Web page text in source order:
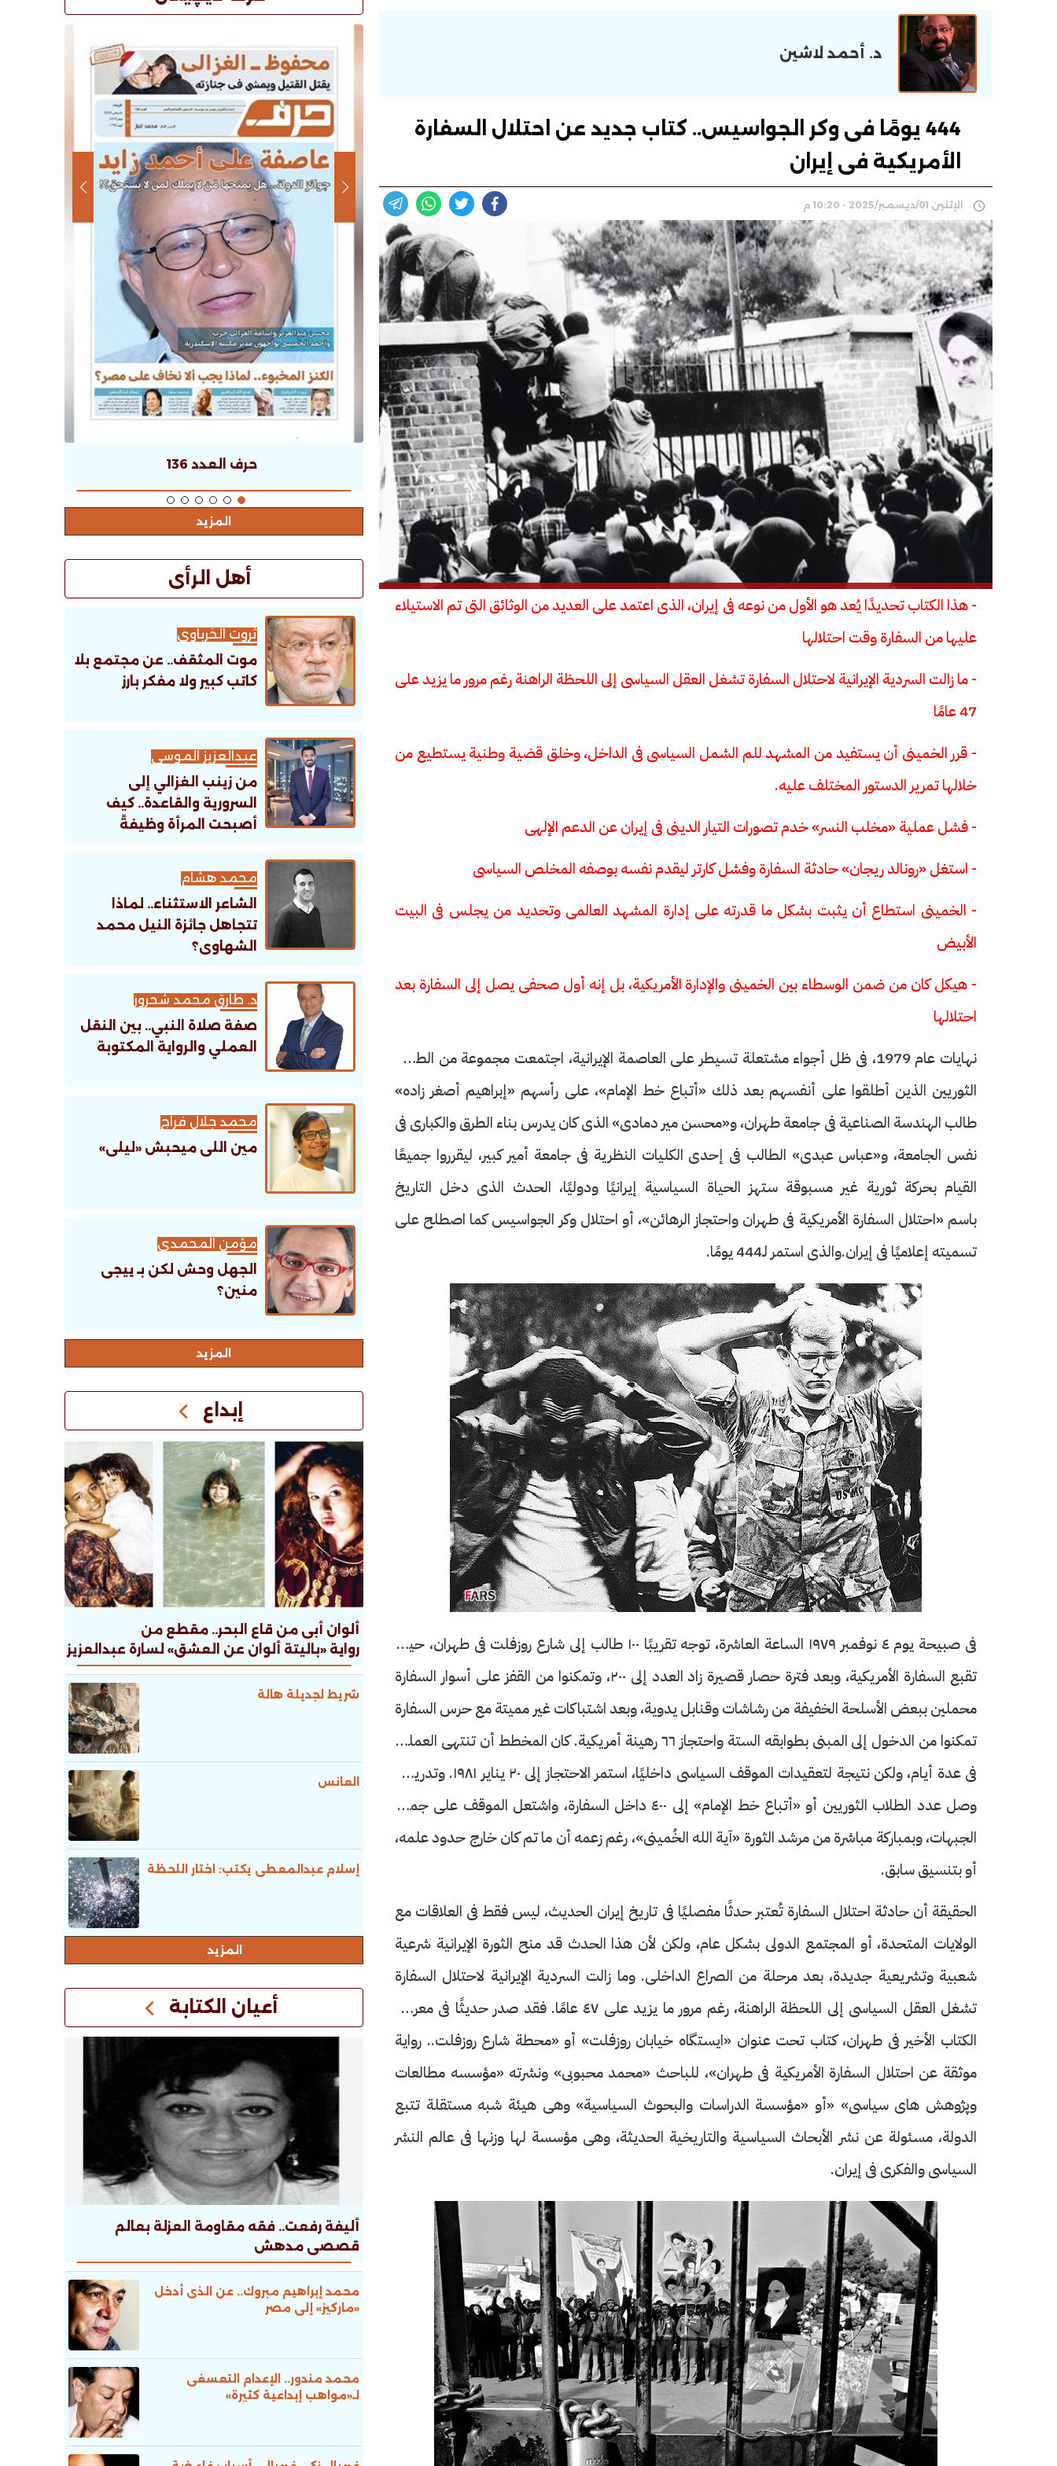
د. أحمد لاشين
444 يومًا فى وكر الجواسيس.. كتاب جديد عن احتلال السفارة
الأمريكية فى إيران
الإثنين 01/ديسمبر/2025 - 10:20 م
- هذا الكتاب تحديدًا يُعد هو الأول من نوعه فى إيران، الذى اعتمد على العديد من الوثائق التى تم الاستيلاء
عليها من السفارة وقت احتلالها
- ما زالت السردية الإيرانية لاحتلال السفارة تشغل العقل السياسى إلى اللحظة الراهنة رغم مرور ما يزيد على
47 عامًا
- قرر الخمينى أن يستفيد من المشهد للم الشمل السياسى فى الداخل، وخلق قضية وطنية يستطيع من
خلالها تمرير الدستور المختلف عليه.
- فشل عملية «مخلب النسر» خدم تصورات التيار الدينى فى إيران عن الدعم الإلهى
- استغل «رونالد ريجان» حادثة السفارة وفشل كارتر ليقدم نفسه بوصفه المخلص السياسى
- الخمينى استطاع أن يثبت بشكل ما قدرته على إدارة المشهد العالمى وتحديد من يجلس فى البيت
الأبيض
- هيكل كان من ضمن الوسطاء بين الخمينى والإدارة الأمريكية، بل إنه أول صحفى يصل إلى السفارة بعد
احتلالها
نهايات عام 1979، فى ظل أجواء مشتعلة تسيطر على العاصمة الإيرانية، اجتمعت مجموعة من الطلاب
الثوريين الذين أطلقوا على أنفسهم بعد ذلك «أتباع خط الإمام»، على رأسهم «إبراهيم أصغر زاده»
طالب الهندسة الصناعية فى جامعة طهران، و«محسن مير دمادى» الذى كان يدرس بناء الطرق والكبارى فى
نفس الجامعة، و«عباس عبدى» الطالب فى إحدى الكليات النظرية فى جامعة أمير كبير، ليقرروا جميعًا
القيام بحركة ثورية غير مسبوقة ستهز الحياة السياسية إيرانيًا ودوليًا، الحدث الذى دخل التاريخ
باسم «احتلال السفارة الأمريكية فى طهران واحتجاز الرهائن»، أو احتلال وكر الجواسيس كما اصطلح على
تسميته إعلاميًا فى إيران.والذى استمر لـ444 يومًا.
فى صبيحة يوم ٤ نوفمبر ١٩٧٩ الساعة العاشرة، توجه تقريبًا ١٠٠ طالب إلى شارع روزفلت فى طهران، حيث
تقبع السفارة الأمريكية، وبعد فترة حصار قصيرة زاد العدد إلى ٢٠٠، وتمكنوا من القفز على أسوار السفارة
محملين ببعض الأسلحة الخفيفة من رشاشات وقنابل يدوية، وبعد اشتباكات غير مميتة مع حرس السفارة
تمكنوا من الدخول إلى المبنى بطوابقه الستة واحتجاز ٦٦ رهينة أمريكية. كان المخطط أن تنتهى العملية
فى عدة أيام، ولكن نتيجة لتعقيدات الموقف السياسى داخليًا، استمر الاحتجاز إلى ٢٠ يناير ١٩٨١. وتدريجيًا
وصل عدد الطلاب الثوريين أو «أتباع خط الإمام» إلى ٤٠٠ داخل السفارة، واشتعل الموقف على جميع
الجبهات، وبمباركة مباشرة من مرشد الثورة «آية الله الخُمينى»، رغم زعمه أن ما تم كان خارج حدود علمه،
أو بتنسيق سابق.
الحقيقة أن حادثة احتلال السفارة تُعتبر حدثًا مفصليًا فى تاريخ إيران الحديث، ليس فقط فى العلاقات مع
الولايات المتحدة، أو المجتمع الدولى بشكل عام، ولكن لأن هذا الحدث قد منح الثورة الإيرانية شرعية
شعبية وتشريعية جديدة، بعد مرحلة من الصراع الداخلى. وما زالت السردية الإيرانية لاحتلال السفارة
تشغل العقل السياسى إلى اللحظة الراهنة، رغم مرور ما يزيد على ٤٧ عامًا. فقد صدر حديثًا فى معرض
الكتاب الأخير فى طهران، كتاب تحت عنوان «ايستگاه خیابان روزفلت» أو «محطة شارع روزفلت.. رواية
موثقة عن احتلال السفارة الأمريكية فى طهران»، للباحث «محمد محبوبى» ونشرته «مؤسسه مطالعات
وپژوهش های سیاسی» «أو «مؤسسة الدراسات والبحوث السياسية» وهى هيئة شبه مستقلة تتبع
الدولة، مسئولة عن نشر الأبحاث السياسية والتاريخية الحديثة، وهى مؤسسة لها وزنها فى عالم النشر
السياسى والفكرى فى إيران.
حرف العدد 133 حرف العدد 132 حرف العدد 136
المزيد
أهل الرأى
ثروت الخرباوى
موت المثقف.. عن مجتمع بلا
كاتب كبير ولا مفكر بارز
عبدالعزيز الموسى
من زينب الغزالي إلى
السرورية والقاعدة.. كيف
أصبحت المرأة وظيفةً
محمد هشام
الشاعر الاستثناء.. لماذا
تتجاهل جائزة النيل محمد
الشهاوى؟
د. طارق محمد شحرور
صفة صلاة النبي.. بين النقل
العملي والرواية المكتوبة
محمد جلال فراج
مين اللى ميحبش «ليلى»
مؤمن المحمدى
الجهل وحش لكن بـ ييجى
منين؟
اﻟﻤﺰﻳﺪ
إبداع
ألوان أبى من قاع البحر.. مقطع من
رواية «باليتة ألوان عن العشق» لسارة عبدالعزيز
شريط لجديلة هالة
العانس
إسلام عبدالمعطى يكتب: اختار اللحظة
المزيد
أعيان الكتابة
أليفة رفعت.. فقه مقاومة العزلة بعالم
قصصى مدهش
محمد إبراهيم مبروك.. عن الذى أدخل
«ماركيز» إلى مصر
محمد مندور.. الإعدام التعسفى
لـ«مواهب إبداعية كثيرة»